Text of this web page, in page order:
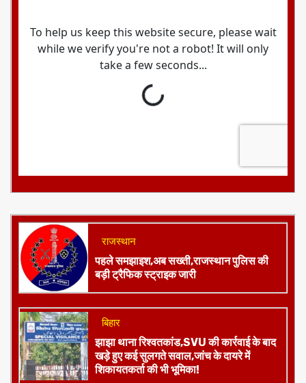
राजस्थान
पहले समझाइश,अब सख्ती,राजस्थान पुलिस की
बड़ी ट्रैफिक स्ट्राइक जारी
बिहार
झाझा थाना रिश्वतकांड,SVU की कार्रवाई के बाद
खड़े हुए कई सुलगते सवाल,जांच के दायरे में
शिकायतकर्ता की भी भूमिका!